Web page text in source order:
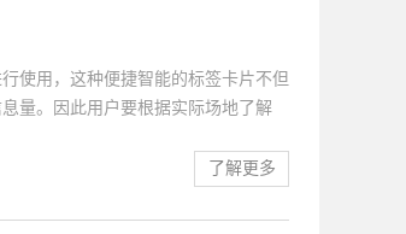
使用的物品标识RFI...
使用，这种便捷智能的标签卡片不但
量。因此用户要根据实际场地了解
力的智能电子产品，能适应不同环境
及用户的使用方式。第二、识别速度
了解更多